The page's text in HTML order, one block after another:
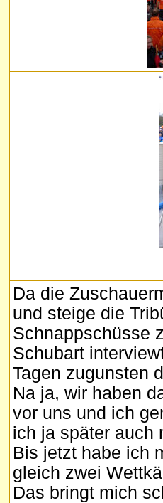
Da die
und steige die
Schnappschüsse
Schubart
Tagen zugunsten
Na ja, wir haben
vor uns und ich
ich ja später auch
Bis jetzt habe ich
gleich zwei
Das bringt mich